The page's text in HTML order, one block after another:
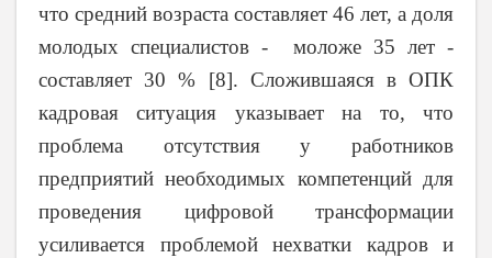
что средний возраста составляет 46 лет, а доля
молодых специалистов - моложе 35 лет -
составляет 30 % [8]. Сложившаяся в ОПК
кадровая ситуация указывает на то, что
проблема отсутствия у работников
предприятий необходимых компетенций для
проведения цифровой трансформации
усиливается проблемой нехватки кадров и